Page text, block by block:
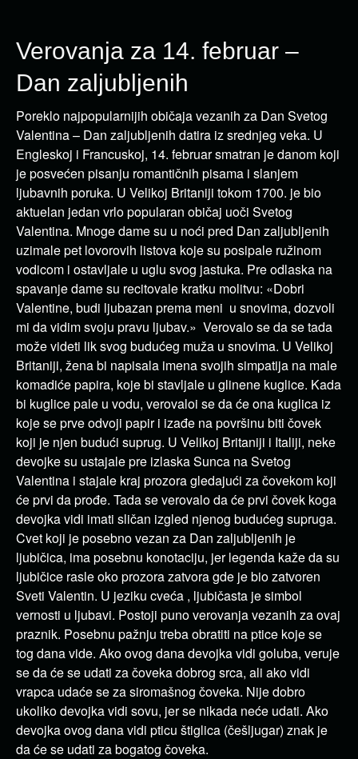
Verovanja za 14. februar –
Dan zaljubljenih
Poreklo najpopularnijih običaja vezanih za Dan Svetog
Valentina – Dan zaljubljenih datira iz srednjeg veka. U
Engleskoj i Francuskoj, 14. februar smatran je danom koji
je posvećen pisanju romantičnih pisama i slanjem
ljubavnih poruka. U Velikoj Britaniji tokom 1700. je bio
aktuelan jedan vrlo popularan običaj uoči Svetog
Valentina. Mnoge dame su u noći pred Dan zaljubljenih
uzimale pet lovorovih listova koje su posipale ružinom
vodicom i ostavljale u uglu svog jastuka. Pre odlaska na
spavanje dame su recitovale kratku molitvu: «Dobri
Valentine, budi ljubazan prema meni u snovima, dozvoli
mi da vidim svoju pravu ljubav.» Verovalo se da se tada
može videti lik svog budućeg muža u snovima. U Velikoj
Britaniji, žena bi napisala imena svojih simpatija na male
komadiće papira, koje bi stavljale u glinene kuglice. Kada
bi kuglice pale u vodu, verovaloi se da će ona kuglica iz
koje se prve odvoji papir i izađe na površinu biti čovek
koji je njen budući suprug. U Velikoj Britaniji i Italiji, neke
devojke su ustajale pre izlaska Sunca na Svetog
Valentina i stajale kraj prozora gledajući za čovekom koji
će prvi da prođe. Tada se verovalo da će prvi čovek koga
devojka vidi imati sličan izgled njenog budućeg supruga.
Cvet koji je posebno vezan za Dan zaljubljenih je
ljubičica, ima posebnu konotaciju, jer legenda kaže da su
ljubičice rasle oko prozora zatvora gde je bio zatvoren
Sveti Valentin. U jeziku cveća , ljubičasta je simbol
vernosti u ljubavi. Postoji puno verovanja vezanih za ovaj
praznik. Posebnu pažnju treba obratiti na ptice koje se
tog dana vide. Ako ovog dana devojka vidi goluba, veruje
se da će se udati za čoveka dobrog srca, ali ako vidi
vrapca udaće se za siromašnog čoveka. Nije dobro
ukoliko devojka vidi sovu, jer se nikada neće udati. Ako
devojka ovog dana vidi pticu štiglica (češljugar) znak je
da će se udati za bogatog čoveka.